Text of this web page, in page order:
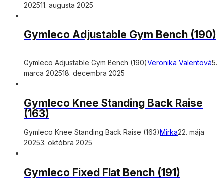
202511. augusta 2025
Gymleco Adjustable Gym Bench (190)
Gymleco Adjustable Gym Bench (190)Veronika Valentová5.
marca 202518. decembra 2025
Gymleco Knee Standing Back Raise
(163)
Gymleco Knee Standing Back Raise (163)Mirka22. mája
20253. októbra 2025
Gymleco Fixed Flat Bench (191)